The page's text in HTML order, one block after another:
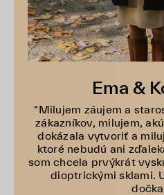
Ema &
"Milujem záujem a
zákazníkov, milujem,
dokázala vytvoriť a
ktoré nebudú ani
som chcela prvýkrát
dioptrickými sklami.